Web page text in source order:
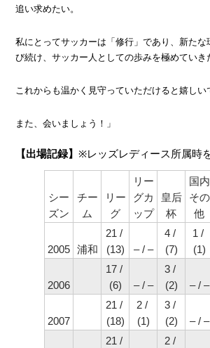
追い求めたい。
私にとってサッカーは「修行」であり、新た
び続け、サッカー人としての歩みを極めていき
これからも温かく見守っていただけると嬉しい
また、会いましょう！」
【出場記録】※レッズレディース所属時
シー
ズン
チー
ム
リー
グ
リー
グカ
ップ
皇后
杯
国内
その
他
2005 浦和
21 /
(13)
– / –
4 /
(7)
1 /
(1)
2006
17 /
(6)
– / –
3 /
(2)
– / –
2007
21 /
(18)
2 /
(1)
3 /
(2)
– / –
21 /
2 /